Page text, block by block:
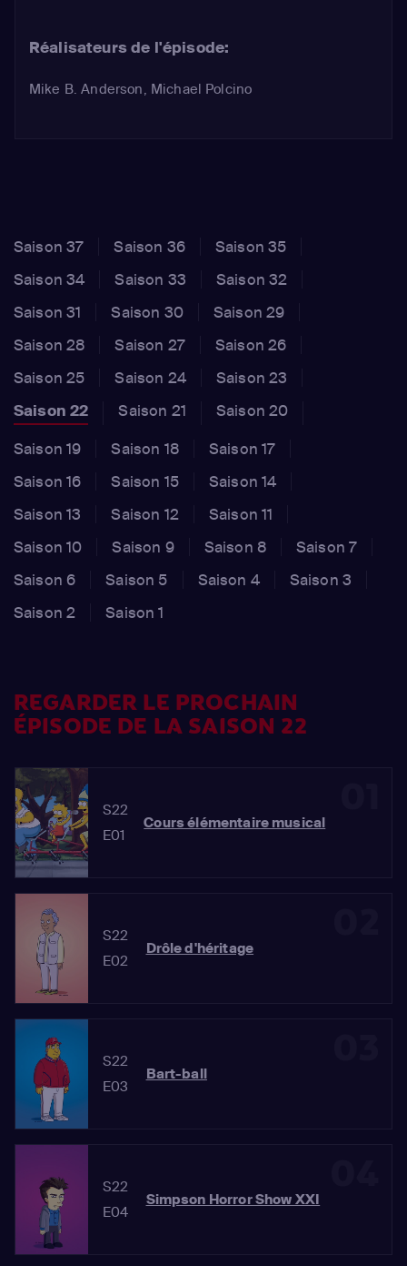
Réalisateurs de l'épisode:
Mike B. Anderson, Michael Polcino
Saison 37 Saison 36
Saison 35
Saison 34
Saison 33
Saison 32
Saison 31
Saison 30
Saison 29
Saison 28
Saison 27
Saison 26
Saison 25
Saison 24
Saison 23
Saison 22
Saison 21
Saison 20
Saison 19
Saison 18
Saison 17
Saison 16
Saison 15
Saison 14
Saison 13
Saison 12
Saison 11
Saison 10
Saison 9 Saison 8
Saison 7
Saison 6
Saison 5 Saison 4
Saison 3
Saison 2
Saison 1
REGARDER LE PROCHAIN
ÉPISODE DE LA SAISON 22
S22
E01
Cours élémentaire musical
S22
E02
Drôle d'héritage
S22
E03
Bart-ball
S22
E04
Simpson Horror Show XXI